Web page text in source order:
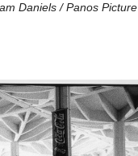
Daniels / Panos Picture